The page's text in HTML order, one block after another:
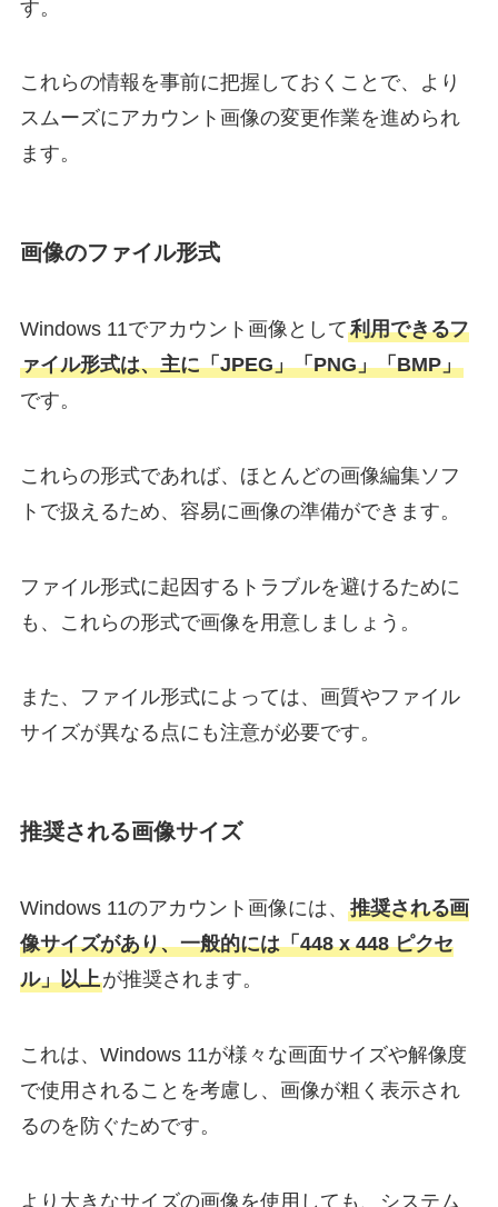
す。
これらの情報を事前に把握しておくことで、より
スムーズにアカウント画像の変更作業を進められ
ます。
画像のファイル形式
Windows 11でアカウント画像として利用できるフ
ァイル形式は、主に「JPEG」「PNG」「BMP」
です。
これらの形式であれば、ほとんどの画像編集ソフ
トで扱えるため、容易に画像の準備ができます。
ファイル形式に起因するトラブルを避けるために
も、これらの形式で画像を用意しましょう。
また、ファイル形式によっては、画質やファイル
サイズが異なる点にも注意が必要です。
推奨される画像サイズ
Windows 11のアカウント画像には、 推奨される画
像サイズがあり、一般的には「448 x 448 ピクセ
ル」以上が推奨されます。
これは、Windows 11が様々な画面サイズや解像度
で使用されることを考慮し、画像が粗く表示され
るのを防ぐためです。
より大きなサイズの画像を使用しても、システム